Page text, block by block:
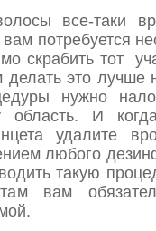
все-таки
потребуется
скрабить тот
это лучше
нужно
область. И
удалите
любого
такую
вам